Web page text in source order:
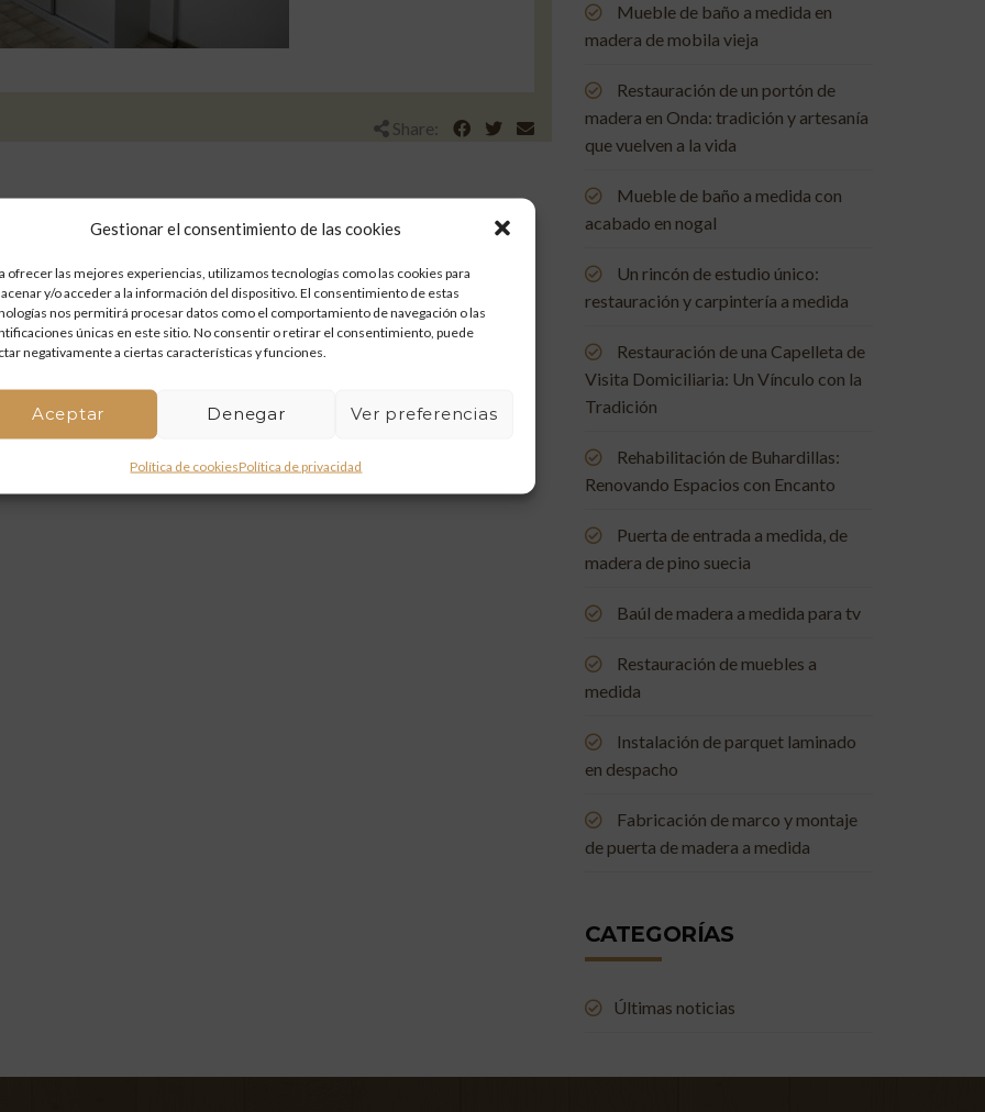
Gestionar el consentimiento de las cookies
ofrecer las mejores experiencias, utilizamos tecnologías como las cookies para
y/o acceder a la información del dispositivo. El consentimiento de estas
nos permitirá procesar datos como el comportamiento de navegación o las
únicas en este sitio. No consentir o retirar el consentimiento, puede
negativamente a ciertas características y funciones.
Aceptar Denegar Ver preferencias
Política de cookiesPolítica de privacidad
Share:
Mueble de baño a medida en
madera de mobila vieja
Restauración de un portón de
madera en Onda: tradición y artesanía
que vuelven a la vida
Mueble de baño a medida con
acabado en nogal
Un rincón de estudio único:
restauración y carpintería a medida
Restauración de una Capelleta de
Visita Domiciliaria: Un Vínculo con la
Tradición
Rehabilitación de Buhardillas:
Renovando Espacios con Encanto
Puerta de entrada a medida, de
madera de pino suecia
Baúl de madera a medida para tv
Restauración de muebles a
medida
Instalación de parquet laminado
en despacho
Fabricación de marco y montaje
de puerta de madera a medida
CATEGORÍAS
Últimas noticias